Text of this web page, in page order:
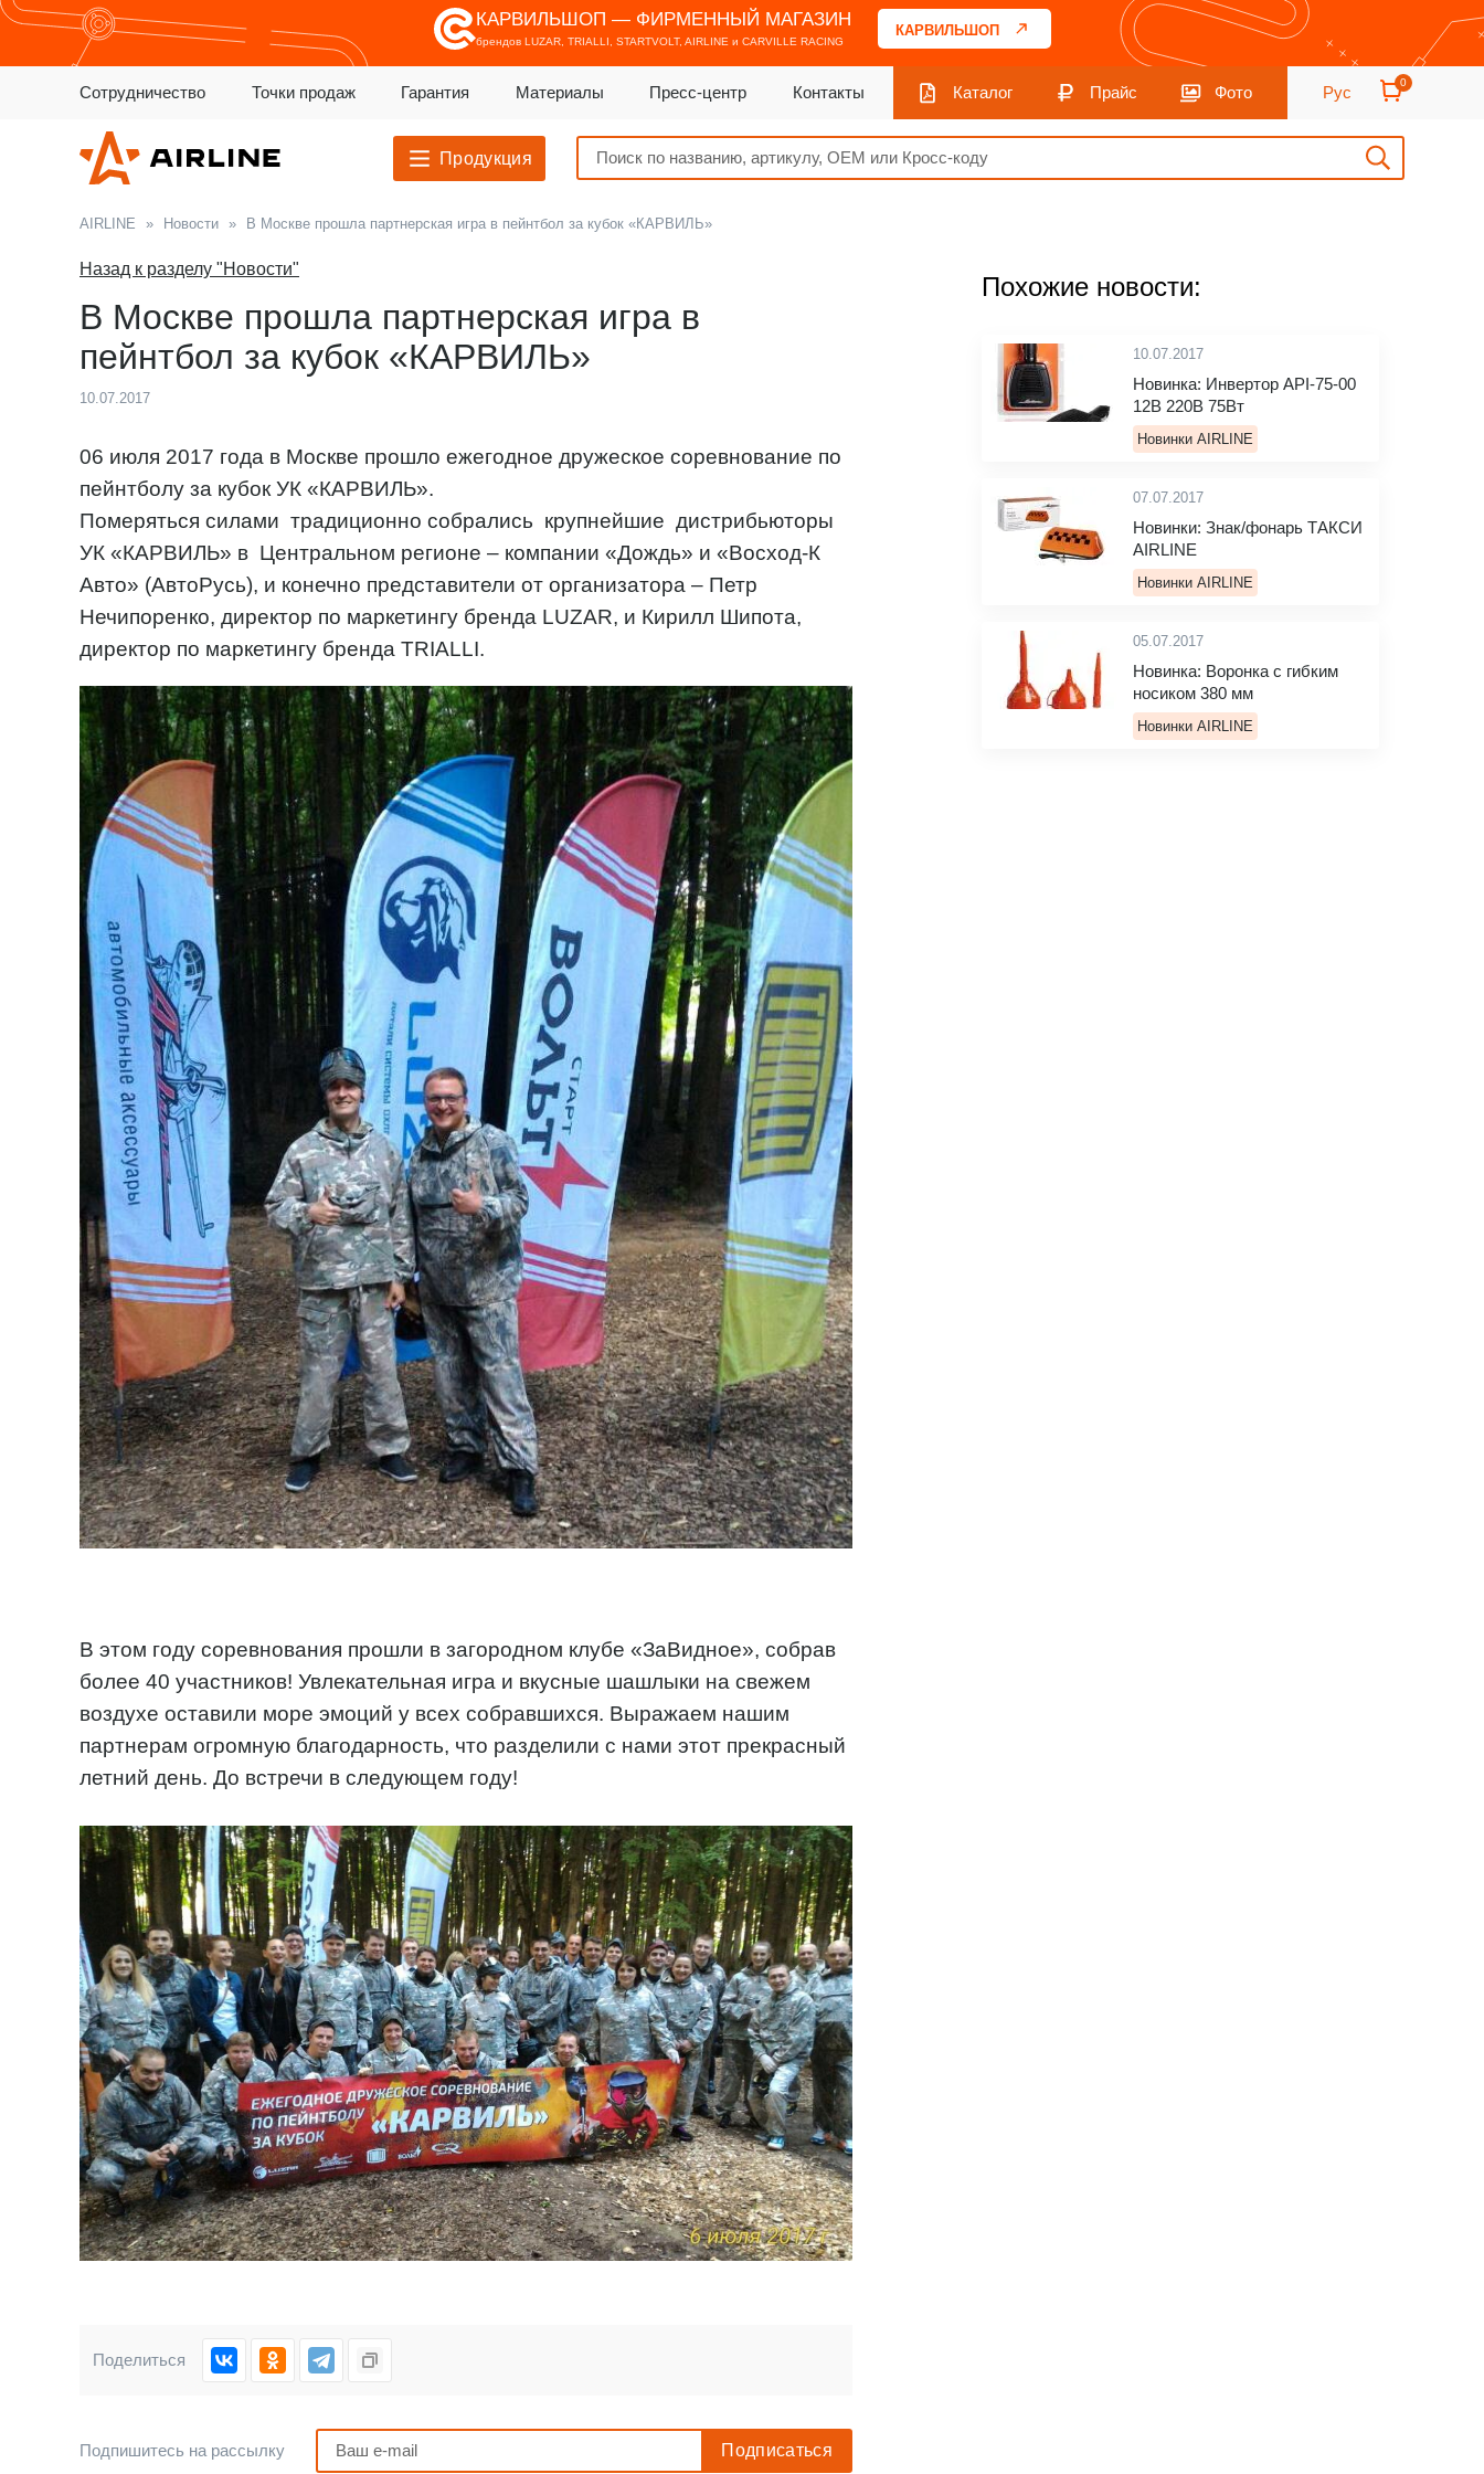
КАРВИЛЬШОП — ФИРМЕННЫЙ МАГАЗИН
брендов LUZAR, TRIALLI, STARTVOLT, AIRLINE и CARVILLE RACING
КАРВИЛЬШОП
Сотрудничество Точки продаж Гарантия Материалы Пресс-центр Контакты Каталог Прайс Фото Рус
0
Продукция
AIRLINE » Новости » В Москве прошла партнерская игра в пейнтбол за кубок «КАРВИЛЬ»
Назад к разделу "Новости"
В Москве прошла партнерская игра в
пейнтбол за кубок «КАРВИЛЬ»
10.07.2017
06 июля 2017 года в Москве прошло ежегодное дружеское соревнование по
пейнтболу за кубок УК «КАРВИЛЬ».
Померяться силами традиционно собрались крупнейшие дистрибьюторы
УК «КАРВИЛЬ» в Центральном регионе – компании «Дождь» и «Восход-К
Авто» (АвтоРусь), и конечно представители от организатора – Петр
Нечипоренко, директор по маркетингу бренда LUZAR, и Кирилл Шипота,
директор по маркетингу бренда TRIALLI.
В этом году соревнования прошли в загородном клубе «ЗаВидное», собрав
более 40 участников! Увлекательная игра и вкусные шашлыки на свежем
воздухе оставили море эмоций у всех собравшихся. Выражаем нашим
партнерам огромную благодарность, что разделили с нами этот прекрасный
летний день. До встречи в следующем году!
Поделиться
Подпишитесь на рассылку
Похожие новости:
10.07.2017
Новинка: Инвертор API-75-00
12В 220В 75Вт
Новинки AIRLINE
07.07.2017
Новинки: Знак/фонарь ТАКСИ
AIRLINE
Новинки AIRLINE
05.07.2017
Новинка: Воронка с гибким
носиком 380 мм
Новинки AIRLINE